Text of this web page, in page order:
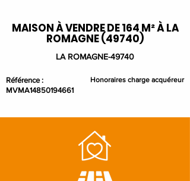
MAISON À VENDRE DE 164 M² À LA
ROMAGNE (49740)
LA ROMAGNE-49740
Référence :
MVMA14850194661
Honoraires charge acquéreur